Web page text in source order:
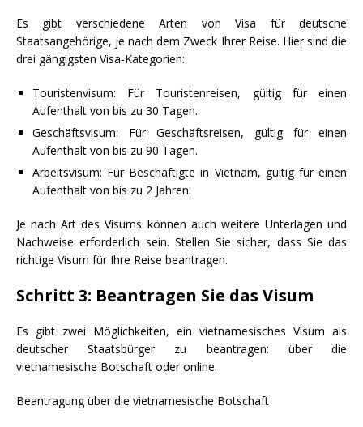
Es gibt verschiedene Arten von Visa für deutsche
Staatsangehörige, je nach dem Zweck Ihrer Reise. Hier sind die
drei gängigsten Visa-Kategorien:
Touristenvisum: Für Touristenreisen, gültig für einen
Aufenthalt von bis zu 30 Tagen.
Geschäftsvisum: Für Geschäftsreisen, gültig für einen
Aufenthalt von bis zu 90 Tagen.
Arbeitsvisum: Für Beschäftigte in Vietnam, gültig für einen
Aufenthalt von bis zu 2 Jahren.
Je nach Art des Visums können auch weitere Unterlagen und
Nachweise erforderlich sein. Stellen Sie sicher, dass Sie das
richtige Visum für Ihre Reise beantragen.
Schritt 3: Beantragen Sie das Visum
Es gibt zwei Möglichkeiten, ein vietnamesisches Visum als
deutscher Staatsbürger zu beantragen: über die
vietnamesische Botschaft oder online.
Beantragung über die vietnamesische Botschaft